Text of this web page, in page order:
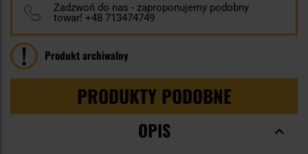
Zadzwoń do nas - zaproponujemy podobny
towar! +48 713474749
Produkt archiwalny
PRODUKTY PODOBNE
OPIS